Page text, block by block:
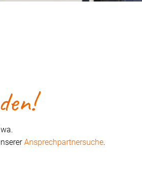
Ansprechpartnersuche.